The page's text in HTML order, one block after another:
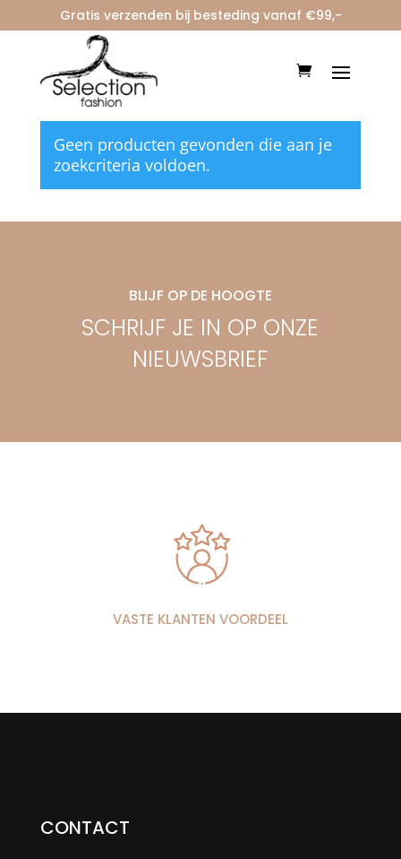
Gratis verzenden bij besteding vanaf €99,-
/ PULLOVERS
PULLOVERS
Geen producten gevonden die aan je
zoekcriteria voldoen.
BLIJF OP DE HOOGTE
SCHRIJF JE IN OP ONZE
NIEUWSBRIEF
VASTE KLANTEN VOORDEEL
CONTACT